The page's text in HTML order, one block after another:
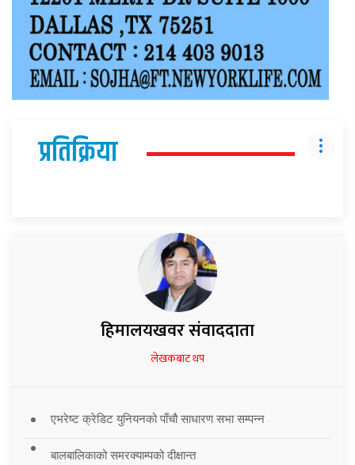
प्रतिक्रिया
हिमालयखवर संवाददाता
लेखकबाट थप
एभरेष्ट क्रेडिट युनियनको पाँचौ साधारण सभा सम्पन्न
बालबालिकाको समरक्याम्पको दीक्षान्त